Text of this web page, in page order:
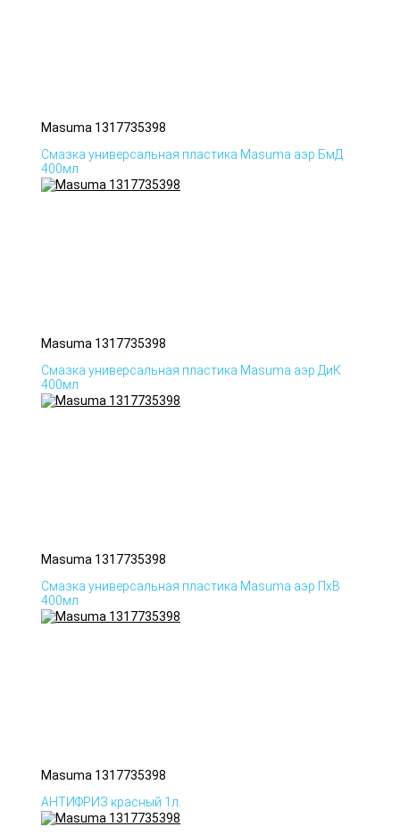
Masuma 1317735398
Смазка универсальная пластика Masuma аэр БмД
400мл
Masuma 1317735398
Смазка универсальная пластика Masuma аэр ДиК
400мл
Masuma 1317735398
Смазка универсальная пластика Masuma аэр ПхВ
400мл
Masuma 1317735398
АНТИФРИЗ красный 1л.